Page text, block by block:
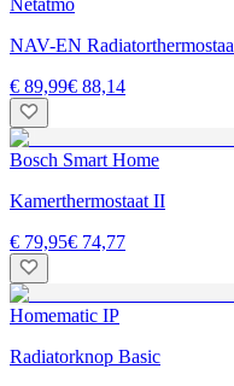
Netatmo
NAV-EN
€ 89,99€ 88,14
Bosch Smart Home
Kamerthermostaat II
€ 79,95€ 74,77
Homematic IP
Radiatorknop Basic